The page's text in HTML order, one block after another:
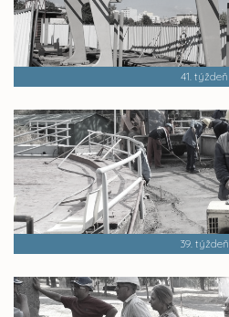
41. týždeň
39. týždeň